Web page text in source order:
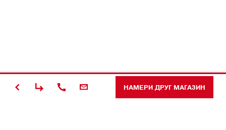
НАМЕРИ ДРУГ МАГАЗИН